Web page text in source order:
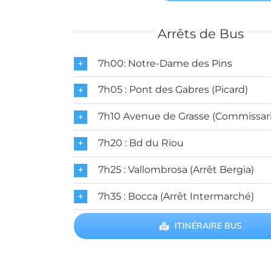
Arrêts de Bus
7h00: Notre-Dame des Pins
7h05 : Pont des Gabres (Picard)
7h10 Avenue de Grasse
7h20 : Bd du Riou
7h25 : Vallombrosa (Arrêt Bergia)
7h35 : Bocca (Arrêt Intermarché)
ITINÉRAIRE BUS